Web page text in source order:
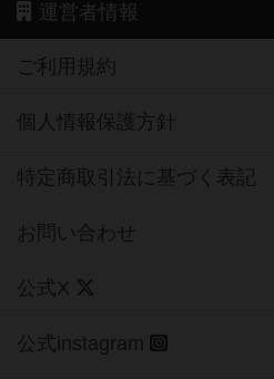
運営者情報
ご利用規約
個人情報保護方針
特定商取引法に基づく表記
お問い合わせ
公式X
公式instagram